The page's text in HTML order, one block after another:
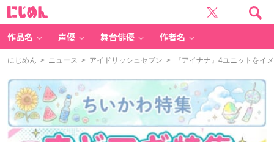
作品名 声優 舞台俳優 作者名
にじめん > ニュース > アイドリッシュセブン > 『アイナナ』4ユニットをイ